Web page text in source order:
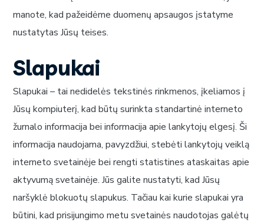
manote, kad pažeidėme duomenų apsaugos įstatyme
nustatytas Jūsų teises.
Slapukai
Slapukai – tai nedidelės tekstinės rinkmenos, įkeliamos į
Jūsų kompiuterį, kad būtų surinkta standartinė interneto
žurnalo informacija bei informacija apie lankytojų elgesį. Ši
informacija naudojama, pavyzdžiui, stebėti lankytojų veiklą
interneto svetainėje bei rengti statistines ataskaitas apie
aktyvumą svetainėje. Jūs galite nustatyti, kad Jūsų
naršyklė blokuotų slapukus. Tačiau kai kurie slapukai yra
būtini, kad prisijungimo metu svetainės naudotojas galėtų